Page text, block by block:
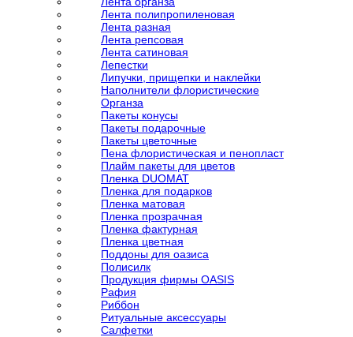
Лента полипропиленовая
Лента разная
Лента репсовая
Лента сатиновая
Лепестки
Липучки, прищепки и наклейки
Наполнители флористические
Органза
Пакеты конусы
Пакеты подарочные
Пакеты цветочные
Пена флористическая и пенопласт
Плайм пакеты для цветов
Пленка DUOMAT
Пленка для подарков
Пленка матовая
Пленка прозрачная
Пленка фактурная
Пленка цветная
Поддоны для оазиса
Полисилк
Продукция фирмы OASIS
Рафия
Риббон
Ритуальные аксессуары
Салфетки